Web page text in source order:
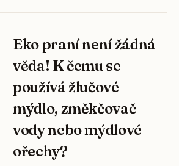
Eko praní není žádná
věda! K čemu se
používá žlučové
mýdlo, změkčovač
vody nebo mýdlové
ořechy?